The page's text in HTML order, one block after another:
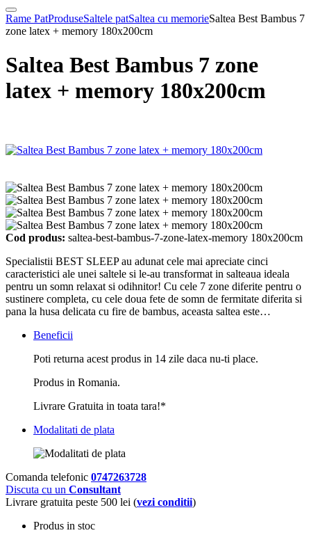
Rame PatProduseSaltele patSaltea cu memorieSaltea Best Bambus 7
zone latex + memory 180x200cm
Saltea Best Bambus 7 zone
latex + memory 180x200cm
Cod produs: saltea-best-bambus-7-zone-latex-memory 180x200cm
Specialistii BEST SLEEP au adunat cele mai apreciate cinci
caracteristici ale unei saltele si le-au transformat in salteaua ideala
pentru un somn relaxat si odihnitor! Cu cele 7 zone diferite pentru o
sustinere completa, cu cele doua fete de somn de fermitate diferita si
pana la husa delicata cu fire de bambus, aceasta saltea este…
Beneficii
Poti returna acest produs in 14 zile daca nu-ti place.
Produs in Romania.
Livrare Gratuita in toata tara!*
Modalitati de plata
Comanda telefonic 0747263728
Discuta cu un Consultant
Livrare gratuita peste 500 lei (vezi conditii)
Produs in stoc